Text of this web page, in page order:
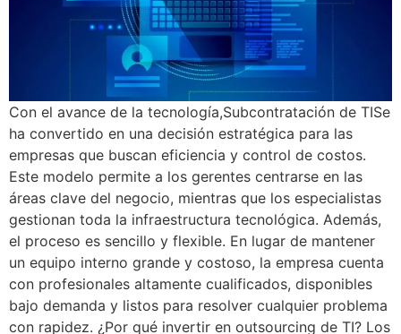
Con el avance de la tecnología,Subcontratación de TISe
ha convertido en una decisión estratégica para las
empresas que buscan eficiencia y control de costos.
Este modelo permite a los gerentes centrarse en las
áreas clave del negocio, mientras que los especialistas
gestionan toda la infraestructura tecnológica. Además,
el proceso es sencillo y flexible. En lugar de mantener
un equipo interno grande y costoso, la empresa cuenta
con profesionales altamente cualificados, disponibles
bajo demanda y listos para resolver cualquier problema
con rapidez. ¿Por qué invertir en outsourcing de TI? Los